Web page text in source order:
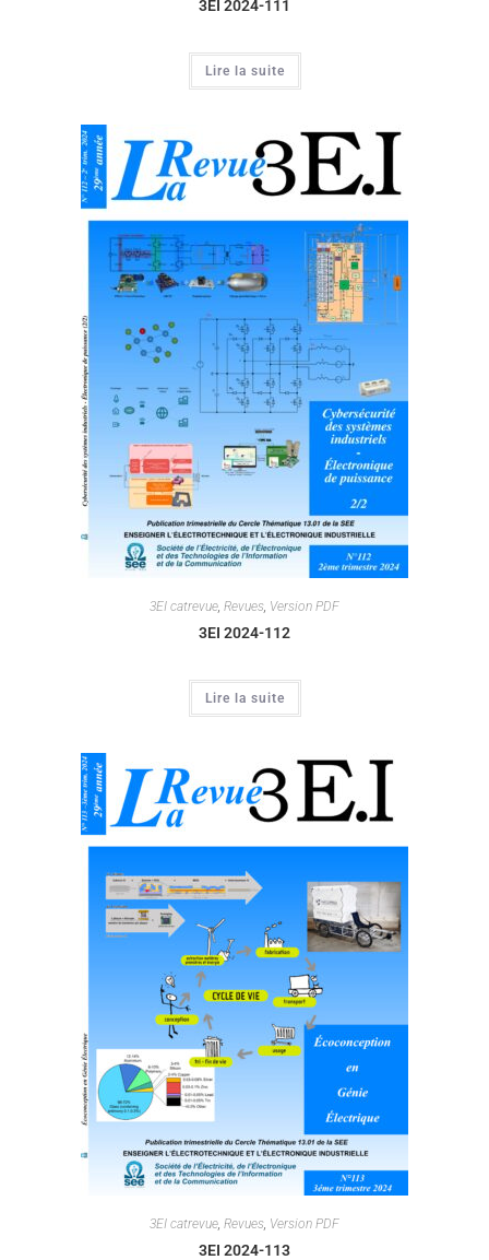
3EI 2024-111
Lire la suite
3EI catrevue, Revues, Version PDF
3EI 2024-112
Lire la suite
3EI catrevue Revues Version PDF
3EI 2024-113